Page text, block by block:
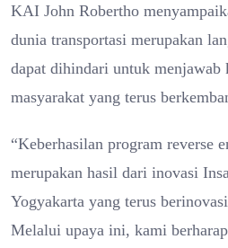
KAI John Robertho
dunia transportasi merupakan
dapat dihindari untuk menjawab
masyarakat yang terus
“Keberhasilan program reverse
merupakan hasil dari inovasi
Yogyakarta yang terus
Melalui upaya ini, kami